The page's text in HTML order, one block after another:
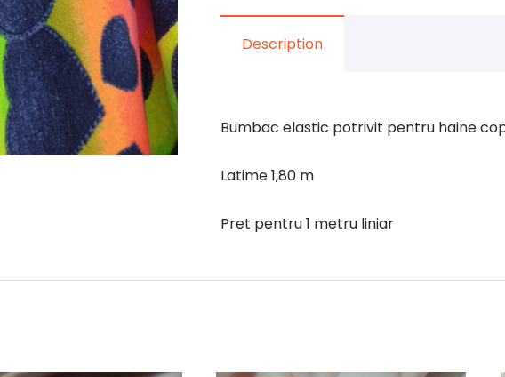
Description
Bumbac elastic potrivit pentru haine
Latime 1,80 m
Pret pentru 1 metru liniar